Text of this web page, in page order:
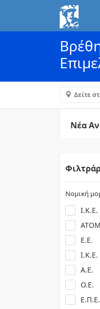
Δείτε
Νέα
Νομική
Ι.Κ.Ε.
Ε.Ε.
Α.Ε.
Ο.Ε.
Ε.Π.Ε.